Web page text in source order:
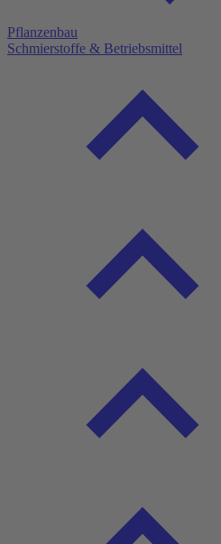
Pflanzenbau
Schmierstoffe & Betriebsmittel